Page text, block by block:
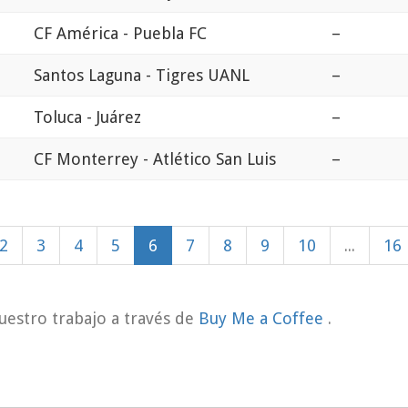
CF América - Puebla FC –
Santos Laguna - Tigres UANL –
Toluca - Juárez –
CF Monterrey - Atlético San Luis –
3 4 5 6 7 8 9 10 ... 16
trabajo a través de Buy Me a Coffee .